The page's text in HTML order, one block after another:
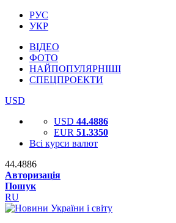
РУС
УКР
ВІДЕО
ФОТО
НАЙПОПУЛЯРНІШІ
СПЕЦПРОЕКТИ
USD
USD 44.4886
EUR 51.3350
Всі курси валют
44.4886
Авторизація
Пошук
RU